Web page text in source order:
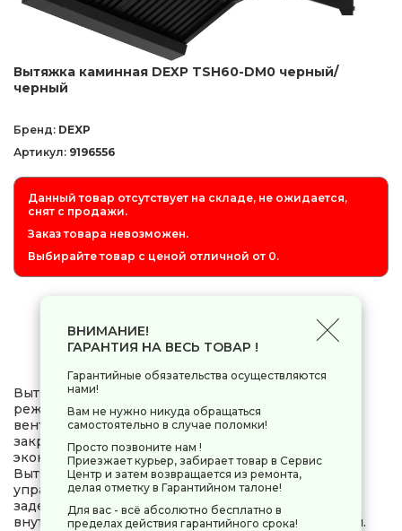
Вытяжка каминная DEXP TSH60-DM0 черный/
черный
Бренд: DEXP
Артикул: 9196556
Данный товар отсутствует на складе, не ожидается,
снят с продажи.
Заказ товара невозможен.
Выбирайте товар с ценой отличной от 0.
0 руб. -
Вытяжка каминная DEXP TSH60-DM0 работает в
режиме отвода неприятных запахов в
вентиляционную шахту. Декоративный дымоход
закрывает элементы коммуникации. Есть яркая и
экономичная LED-лампа для подсветки плиты.
Вытяжка с сенсорной панелью поддерживает
управление жестами. Плотный жировой фильтр
задерживает копоть, масла и пыль для защиты
внутренних компонентов вытяжки от загрязнений.
ВНИМАНИЕ!
ГАРАНТИЯ НА ВЕСЬ ТОВАР !
Гарантийные обязательства осуществляются
нами!
Вам не нужно никуда обращаться
самостоятельно в случае поломки!
Просто позвоните нам !
Приезжает курьер, забирает товар в Сервис
Центр и затем возвращается из ремонта,
делая отметку в Гарантийном талоне!
Для вас - всё абсолютно бесплатно в
пределах действия гарантийного срока!